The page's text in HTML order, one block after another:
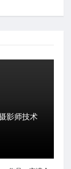
影师技术